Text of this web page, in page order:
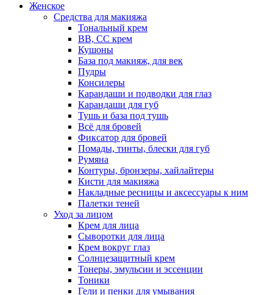
Женское
Средства для макияжа
Тональный крем
BB, CC крем
Кушоны
База под макияж, для век
Пудры
Консилеры
Карандаши и подводки для глаз
Карандаши для губ
Тушь и база под тушь
Всё для бровей
Фиксатор для бровей
Помады, тинты, блески для губ
Румяна
Контуры, бронзеры, хайлайтеры
Кисти для макияжа
Накладные ресницы и аксессуары к ним
Палетки теней
Уход за лицом
Крем для лица
Сыворотки для лица
Крем вокруг глаз
Солнцезащитный крем
Тонеры, эмульсии и эссенции
Тоники
Гели и пенки для умывания